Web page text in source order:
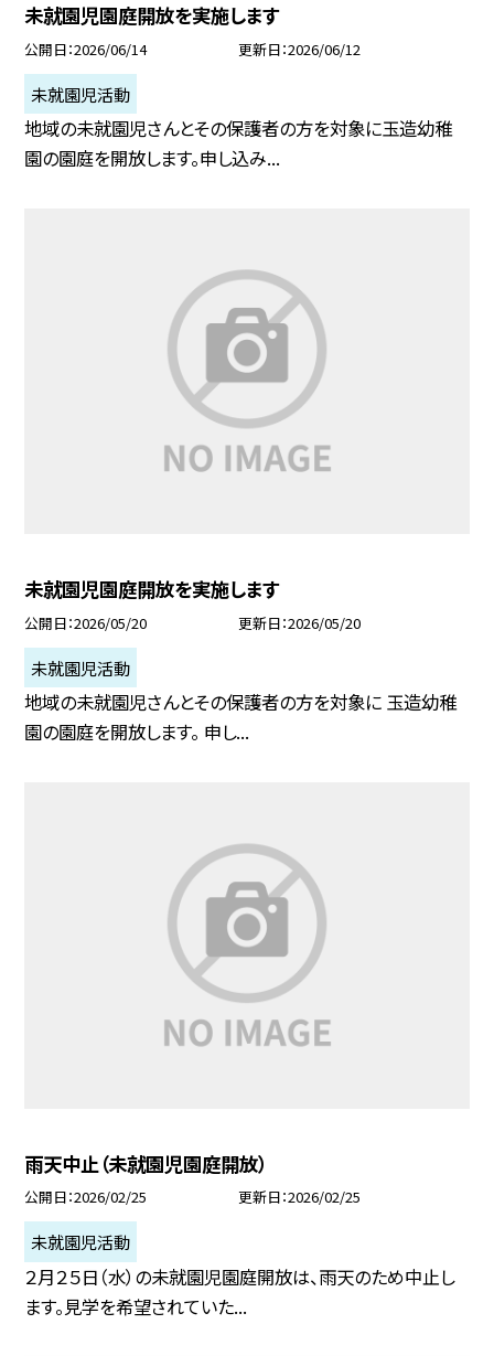
未就園児園庭開放を実施します
公開日 2026/06/14 更新日 2026/06/12
未就園児活動
地域の未就園児さんとその保護者の方を対象に玉造幼稚
園の園庭を開放します。申し込み...
未就園児園庭開放を実施します
公開日 2026/05/20 更新日 2026/05/20
未就園児活動
地域の未就園児さんとその保護者の方を対象に 玉造幼稚
園の園庭を開放します。 申し...
雨天中止（未就園児園庭開放）
公開日 2026/02/25 更新日 2026/02/25
未就園児活動
２月２５日（水）の未就園児園庭開放は、雨天のため中止し
ます。見学を希望されていた...